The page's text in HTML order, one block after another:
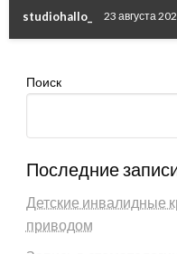
studiohallo_ 23 августа
Поиск
Последние
Детские инвалидные
приводом